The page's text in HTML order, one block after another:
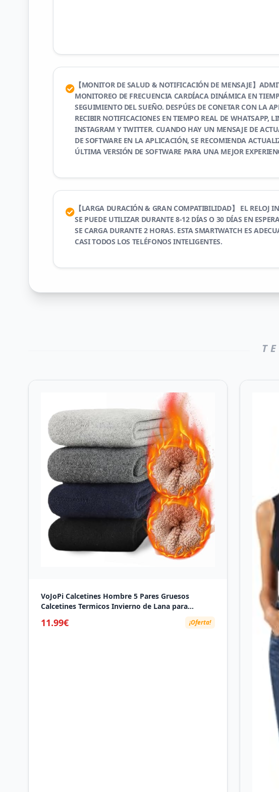
【MONITOR DE SALUD & NOTIFICACIÓN DE MENSAJE】
MONITOREO DE FRECUENCIA CARDÍACA DINÁMICA EN
SEGUIMIENTO DEL SUEÑO. DESPÚES DE CONETAR CON LA
RECIBIR NOTIFICACIONES EN TIEMPO REAL DE WHATSAPP,
INSTAGRAM Y TWITTER. CUANDO HAY UN MENSAJE DE
DE SOFTWARE EN LA APLICACIÓN, SE RECOMIENDA
ÚLTIMA VERSIÓN DE SOFTWARE PARA UNA MEJOR
【LARGA DURACIÓN & GRAN COMPATIBILIDAD】 EL RELOJ
SE PUEDE UTILIZAR DURANTE 8-12 DÍAS O 30 DÍAS EN
SE CARGA DURANTE 2 HORAS. ESTA SMARTWATCH ES
CASI TODOS LOS TELÉFONOS INTELIGENTES.
VoJoPi Calcetines Hombre 5 Pares Gruesos
Calcetines Termicos Invierno de Lana para
Senderismo Trekking y Camping - Rizo Suave y
Acogedor, Cálido y Transpirable
11.99€ ¡Oferta!